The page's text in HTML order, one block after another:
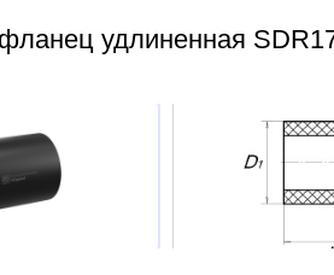
удлиненная